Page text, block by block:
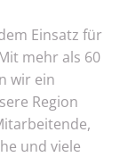
Einsatz für
mehr als 60
wir ein
Region
und viele